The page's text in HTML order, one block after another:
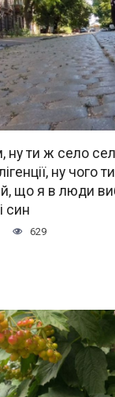
ну ти ж село
ну
що я в люди
син
629